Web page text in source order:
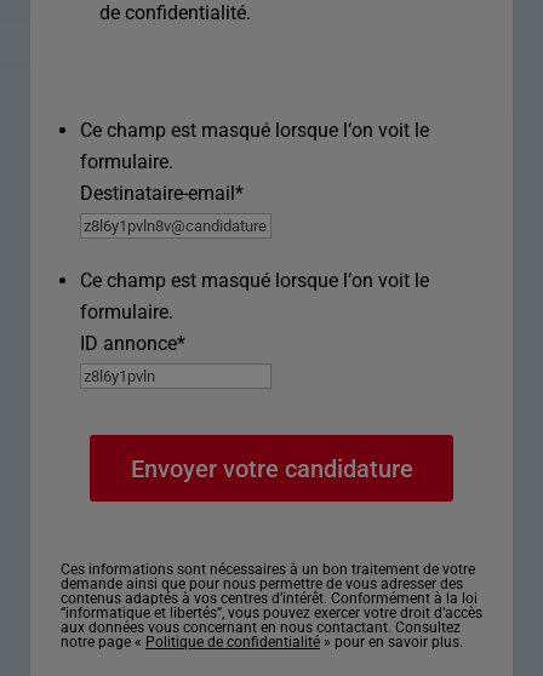
de confidentialité.
Ce champ est masqué lorsque l‘on voit le
formulaire.
Destinataire-email*
Ce champ est masqué lorsque l‘on voit le
formulaire.
ID annonce*
Ces informations sont nécessaires à un bon traitement de votre
demande ainsi que pour nous permettre de vous adresser des
contenus adaptés à vos centres d’intérêt. Conformément à la loi
“informatique et libertés”, vous pouvez exercer votre droit d’accès
aux données vous concernant en nous contactant. Consultez
notre page « Politique de confidentialité » pour en savoir plus.